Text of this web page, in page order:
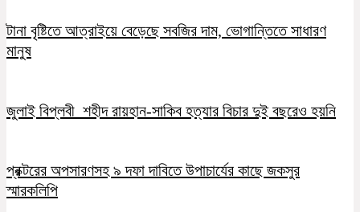
টানা বৃষ্টিতে আত্রাইয়ে বেড়েছে সবজির দাম, ভোগান্তিতে সাধারণ
মানুষ
জুলাই বিপ্লবী শহীদ রায়হান-সাকিব হত্যার বিচার দুই বছরেও হয়নি
প্রক্টরের অপসারণসহ ৯ দফা দাবিতে উপাচার্যের কাছে জকসুর
স্মারকলিপি